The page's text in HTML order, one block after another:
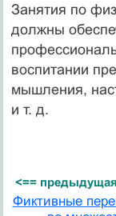
Занятия по
должны
воспитании
мышления,
и т. д.
<==
Фиктивные